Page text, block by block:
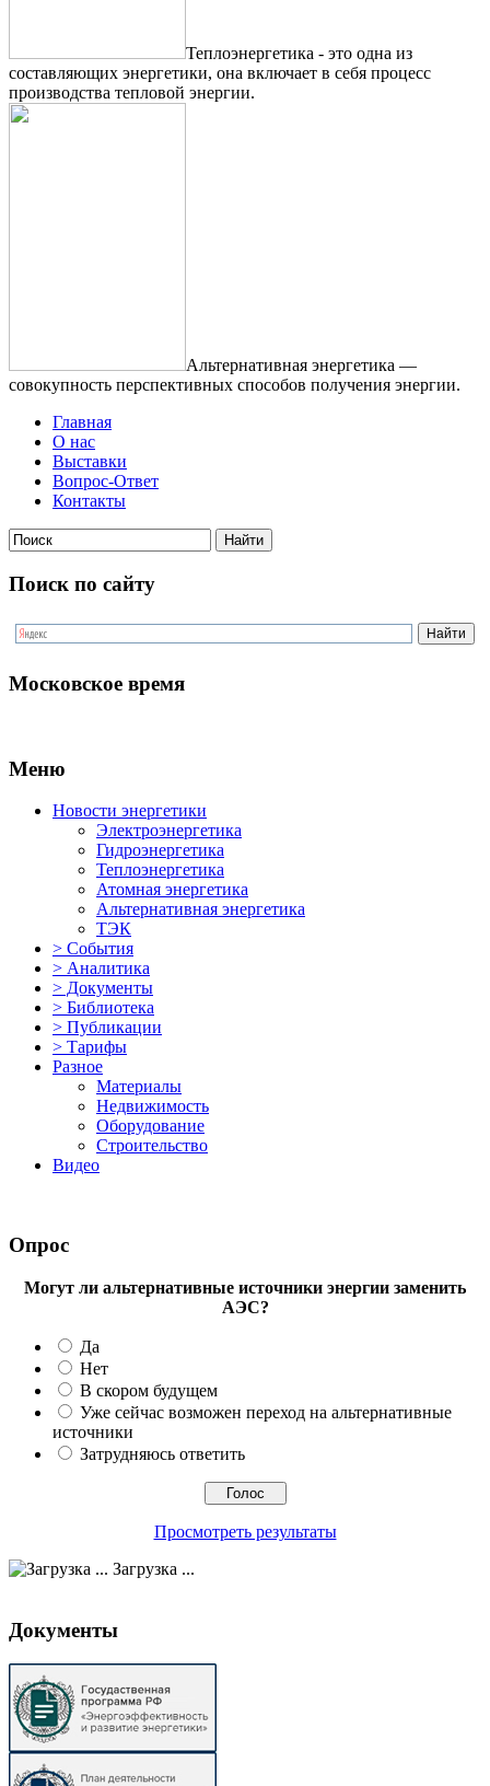
Теплоэнергетика - это одна из
составляющих энергетики, она включает в себя процесс
производства тепловой энергии.
Альтернативная энергетика —
совокупность перспективных способов получения энергии.
Главная
О нас
Выставки
Вопрос-Ответ
Контакты
Поиск по сайту
Московское время
Меню
Новости энергетики
Электроэнергетика
Гидроэнергетика
Теплоэнергетика
Атомная энергетика
Альтернативная энергетика
ТЭК
> События
> Аналитика
> Документы
> Библиотека
> Публикации
> Тарифы
Разное
Материалы
Недвижимость
Оборудование
Строительство
Видео
Опрос
Могут ли альтернативные источники энергии заменить
АЭС?
Да
Нет
В скором будущем
Уже сейчас возможен переход на альтернативные
источники
Затрудняюсь ответить
Просмотреть результаты
Загрузка ...
Документы